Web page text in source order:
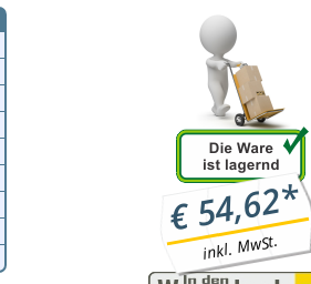
€54,62*
inkl. MwSt.